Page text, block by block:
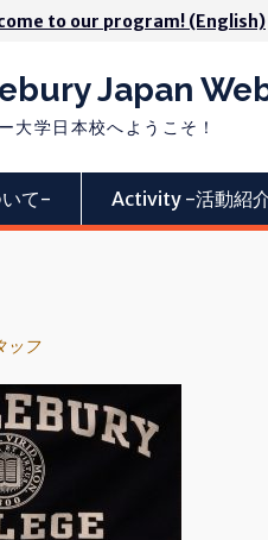
to our program! (English)
Japan
大学日本校へようこそ！
て- Activity -活動紹
ッフ